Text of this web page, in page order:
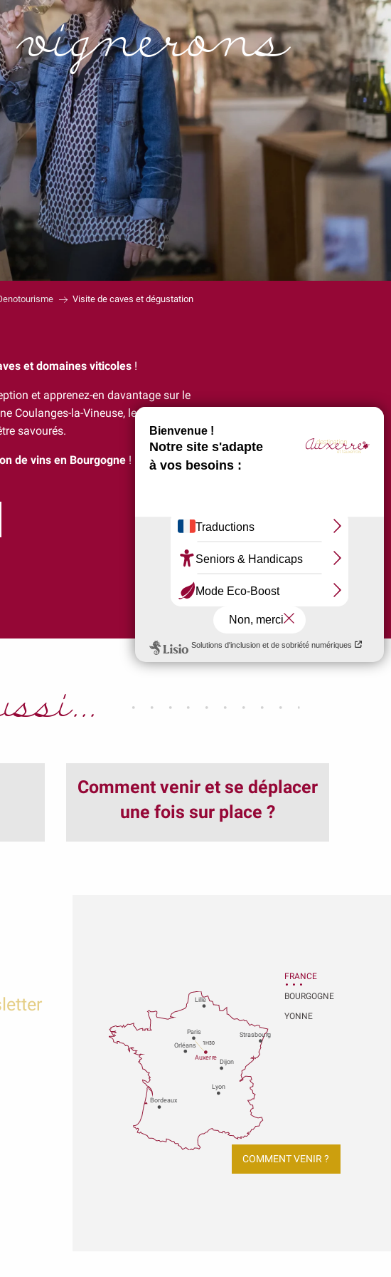
vignerons
Visite de caves et dégustation
et domaines viticoles !
et apprenez-en davantage sur le
Coulanges-la-Vineuse, le Saint-Bris
savourés.
de vins en Bourgogne!
aux favoris
Comment venir et se déplacer
une fois sur place ?
Paris
Dijon
Orléans
Bordeaux
Lyon
Auxerre
Strasbourg
Lille
1H30
FRANCE
BOURGOGNE
YONNE
COMMENT VENIR ?